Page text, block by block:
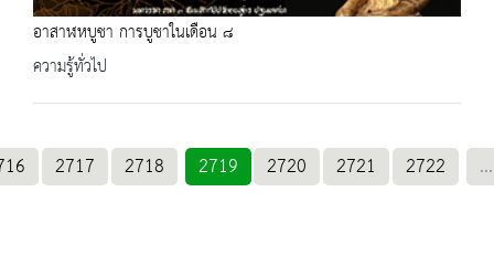
อาสาฬหบูชา การบูชาในเดือน ๘
ความรู้ทั่วไป
2717 2718 2719 2720 2721 2722 ...